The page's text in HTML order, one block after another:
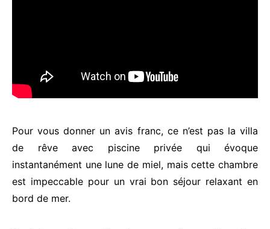
Pour vous donner un avis franc, ce n’est pas la villa
de rêve avec piscine privée qui évoque
instantanément une lune de miel, mais cette chambre
est impeccable pour un vrai bon séjour relaxant en
bord de mer.